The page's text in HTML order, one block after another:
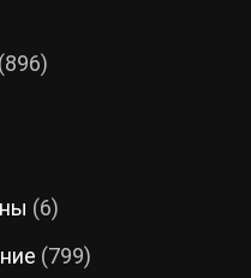
(896)
(6)
(799)